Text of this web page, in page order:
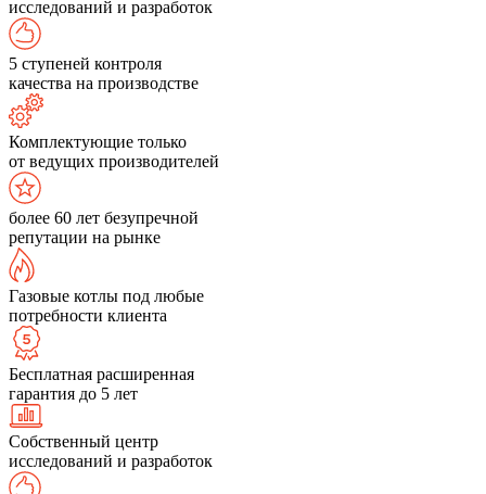
исследований и разработок
5 ступеней контроля
качества на производстве
Комплектующие только
от ведущих производителей
более 60 лет безупречной
репутации на рынке
Газовые котлы под любые
потребности клиента
Бесплатная расширенная
гарантия до 5 лет
Собственный центр
исследований и разработок